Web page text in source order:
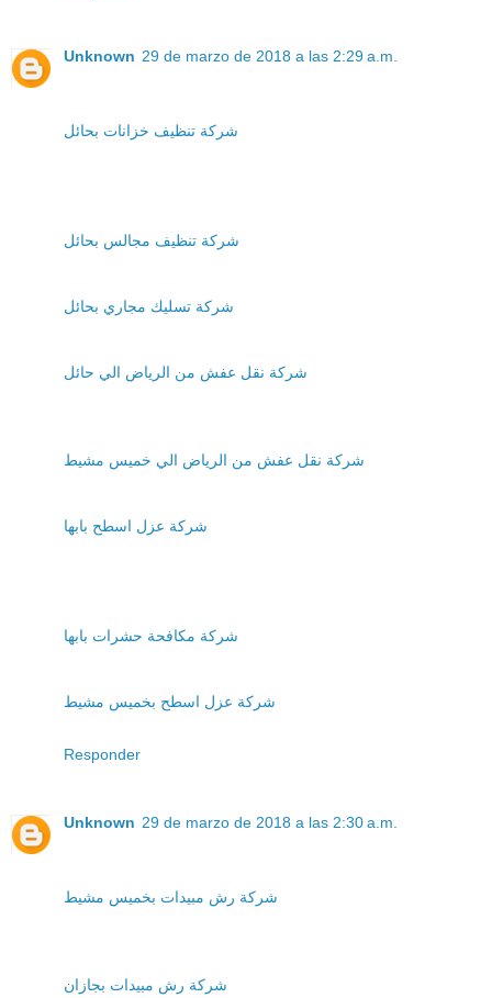
Unknown 29 de marzo de 2018 a las 2:29 a.m.
شركة تنظيف خزانات بحائل
شركة تنظيف مجالس بحائل
شركة تسليك مجاري بحائل
شركة نقل عفش من الرياض الي حائل
شركة نقل عفش من الرياض الي خميس مشيط
شركة عزل اسطح بابها
شركة مكافحة حشرات بابها
شركة عزل اسطح بخميس مشيط
Responder
Unknown 29 de marzo de 2018 a las 2:30 a.m.
شركة رش مبيدات بخميس مشيط
شركة رش مبيدات بجازان